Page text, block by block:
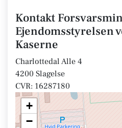
Kontakt
Ejendomsstyrelsen
Kaserne
Charlottedal Alle 4
4200 Slagelse
CVR: 16287180
+
−